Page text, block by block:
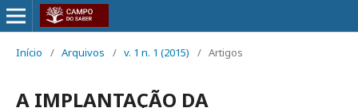
Início / Arquivos / v. 1 n. 1 (2015) / Artigos
A IMPLANTAÇÃO DA